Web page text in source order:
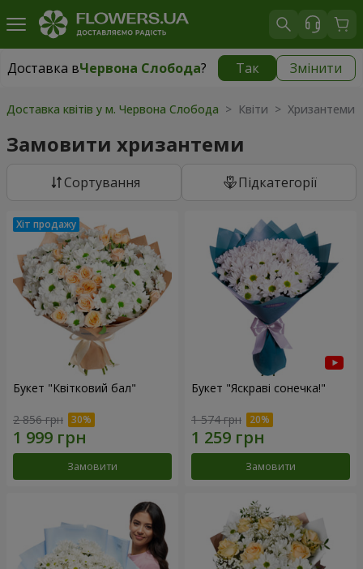
Доставка вЧервона Слобода? Так Змінити
Доставка вЧервона Слобода|безкоштовно
Доставка квітів у м. Червона Слобода > Квіти > Хризантеми
Замовити хризантеми
Сортування Підкатегорії
Букет "Квітковий бал"
2 856 грн
Замовити
Букет "Яскраві сонечка!"
1 574 грн
Замовити